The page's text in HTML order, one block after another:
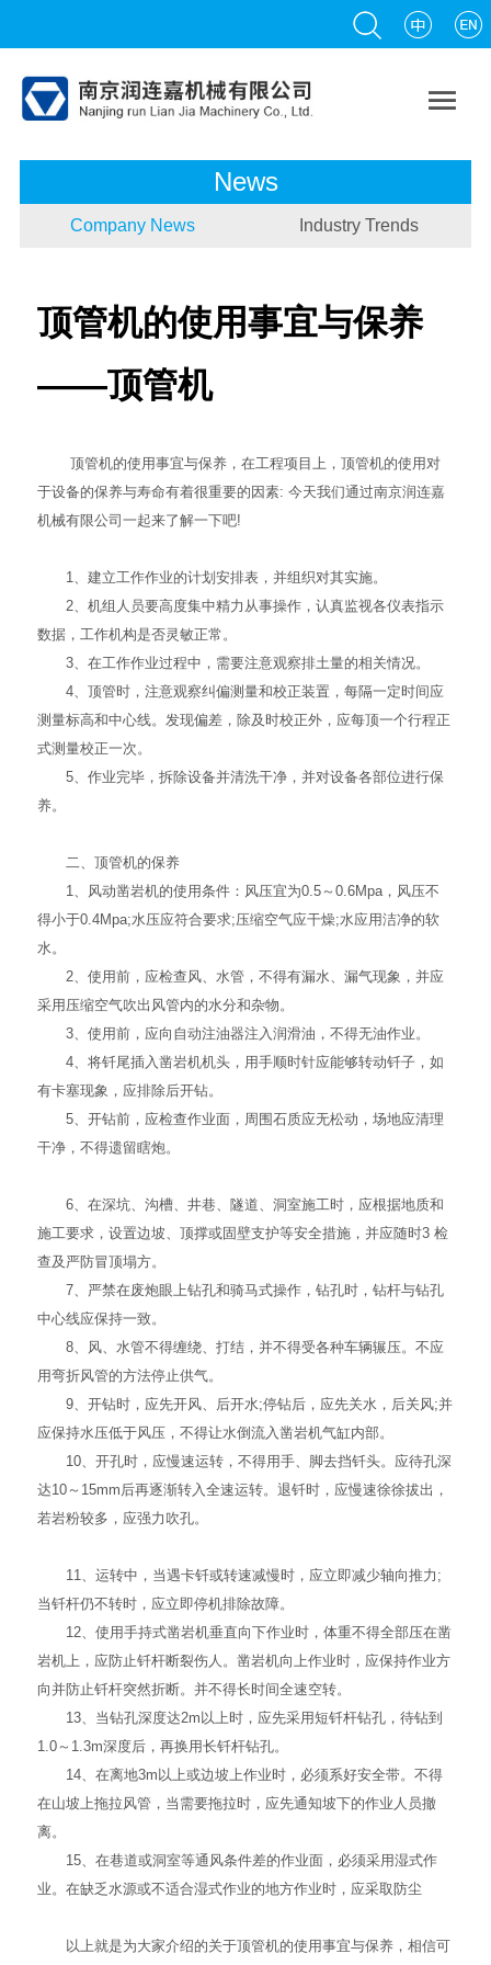

News
Company News Industry Trends
顶管机的使用事宜与保养
——顶管机
顶管机的使用事宜与保养，在工程项目上，顶管机的使用对
于设备的保养与寿命有着很重要的因素: 今天我们通过南京润连嘉
机械有限公司一起来了解一下吧!
1、建立工作作业的计划安排表，并组织对其实施。
2、机组人员要高度集中精力从事操作，认真监视各仪表指示
数据，工作机构是否灵敏正常。
3、在工作作业过程中，需要注意观察排土量的相关情况。
4、顶管时，注意观察纠偏测量和校正装置，每隔一定时间应
测量标高和中心线。发现偏差，除及时校正外，应每顶一个行程正
式测量校正一次。
5、作业完毕，拆除设备并清洗干净，并对设备各部位进行保
养。
二、顶管机的保养
1、风动凿岩机的使用条件：风压宜为0.5～0.6Mpa，风压不
得小于0.4Mpa;水压应符合要求;压缩空气应干燥;水应用洁净的软
水。
2、使用前，应检查风、水管，不得有漏水、漏气现象，并应
采用压缩空气吹出风管内的水分和杂物。
3、使用前，应向自动注油器注入润滑油，不得无油作业。
4、将钎尾插入凿岩机机头，用手顺时针应能够转动钎子，如
有卡塞现象，应排除后开钻。
5、开钻前，应检查作业面，周围石质应无松动，场地应清理
干净，不得遗留瞎炮。
6、在深坑、沟槽、井巷、隧道、洞室施工时，应根据地质和
施工要求，设置边坡、顶撑或固壁支护等安全措施，并应随时3 检
查及严防冒顶塌方。
7、严禁在废炮眼上钻孔和骑马式操作，钻孔时，钻杆与钻孔
中心线应保持一致。
8、风、水管不得缠绕、打结，并不得受各种车辆辗压。不应
用弯折风管的方法停止供气。
9、开钻时，应先开风、后开水;停钻后，应先关水，后关风;并
应保持水压低于风压，不得让水倒流入凿岩机气缸内部。
10、开孔时，应慢速运转，不得用手、脚去挡钎头。应待孔深
达10～15mm后再逐渐转入全速运转。退钎时，应慢速徐徐拔出，
若岩粉较多，应强力吹孔。
11、运转中，当遇卡钎或转速减慢时，应立即减少轴向推力;
当钎杆仍不转时，应立即停机排除故障。
12、使用手持式凿岩机垂直向下作业时，体重不得全部压在凿
岩机上，应防止钎杆断裂伤人。凿岩机向上作业时，应保持作业方
向并防止钎杆突然折断。并不得长时间全速空转。
13、当钻孔深度达2m以上时，应先采用短钎杆钻孔，待钻到
1.0～1.3m深度后，再换用长钎杆钻孔。
14、在离地3m以上或边坡上作业时，必须系好安全带。不得
在山坡上拖拉风管，当需要拖拉时，应先通知坡下的作业人员撤
离。
15、在巷道或洞室等通风条件差的作业面，必须采用湿式作
业。在缺乏水源或不适合湿式作业的地方作业时，应采取防尘
以上就是为大家介绍的关于顶管机的使用事宜与保养，相信可